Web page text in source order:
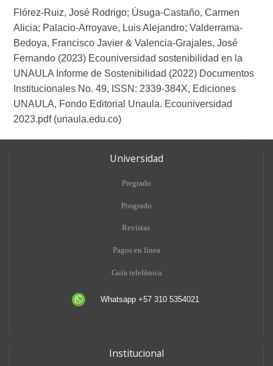
Flórez-Ruiz, José Rodrigo; Úsuga-Castaño, Carmen
Alicia; Palacio-Arroyave, Luis Alejandro; Valderrama-
Bedoya, Francisco Javier & Valencia-Grajales, José
Fernando (2023) Ecouniversidad sostenibilidad en la
UNAULA Informe de Sostenibilidad (2022) Documentos
Institucionales No. 49, ISSN: 2339-384X, Ediciones
UNAULA, Fondo Editorial Unaula. Ecouniversidad
2023.pdf (unaula.edu.co)
Universidad
Pregrado
Posgrado
Revistas
Pagos en línea
Guía telefónica
Whatsapp +57 310 5354021
Institucional